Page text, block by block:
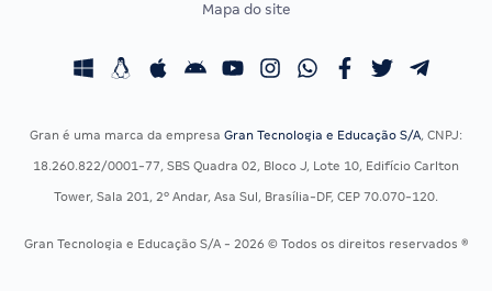
Concursos Fiscais
Concursos Saúde
Residência Multiprofissional
Calendário OAB
Mapa do site
Gran é uma marca da empresa Gran Tecnologia e Educação S/A, CNPJ:
18.260.822/0001-77, SBS Quadra 02, Bloco J, Lote 10, Edifício Carlton
Tower, Sala 201, 2º Andar, Asa Sul, Brasília-DF, CEP 70.070-120.
Gran Tecnologia e Educação S/A - 2026 © Todos os direitos reservados ®